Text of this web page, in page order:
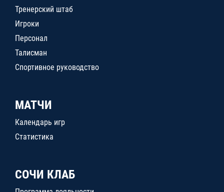
Тренерский штаб
Игроки
Персонал
Талисман
Спортивное руководство
МАТЧИ
Календарь игр
Статистика
СОЧИ КЛАБ